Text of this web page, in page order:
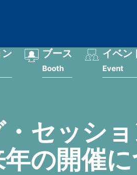
ブース
Booth
イベン
Event
・セッシ
の開催